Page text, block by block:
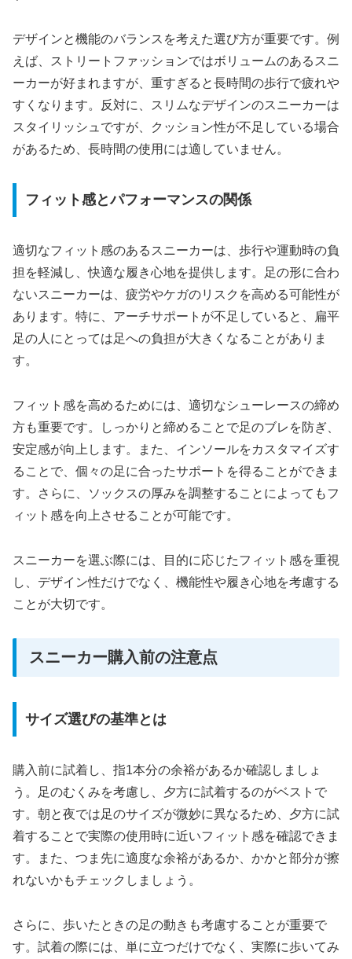
デザインと機能のバランスを考えた選び方が重要です。例
えば、ストリートファッションではボリュームのあるスニ
ーカーが好まれますが、重すぎると長時間の歩行で疲れや
すくなります。反対に、スリムなデザインのスニーカーは
スタイリッシュですが、クッション性が不足している場合
があるため、長時間の使用には適していません。
フィット感とパフォーマンスの関係
適切なフィット感のあるスニーカーは、歩行や運動時の負
担を軽減し、快適な履き心地を提供します。足の形に合わ
ないスニーカーは、疲労やケガのリスクを高める可能性が
あります。特に、アーチサポートが不足していると、扁平
足の人にとっては足への負担が大きくなることがありま
す。
フィット感を高めるためには、適切なシューレースの締め
方も重要です。しっかりと締めることで足のブレを防ぎ、
安定感が向上します。また、インソールをカスタマイズす
ることで、個々の足に合ったサポートを得ることができま
す。さらに、ソックスの厚みを調整することによってもフ
ィット感を向上させることが可能です。
スニーカーを選ぶ際には、目的に応じたフィット感を重視
し、デザイン性だけでなく、機能性や履き心地を考慮する
ことが大切です。
スニーカー購入前の注意点
サイズ選びの基準とは
購入前に試着し、指1本分の余裕があるか確認しましょ
う。足のむくみを考慮し、夕方に試着するのがベストで
す。朝と夜では足のサイズが微妙に異なるため、夕方に試
着することで実際の使用時に近いフィット感を確認できま
す。また、つま先に適度な余裕があるか、かかと部分が擦
れないかもチェックしましょう。
さらに、歩いたときの足の動きも考慮することが重要で
す。試着の際には、単に立つだけでなく、実際に歩いてみ